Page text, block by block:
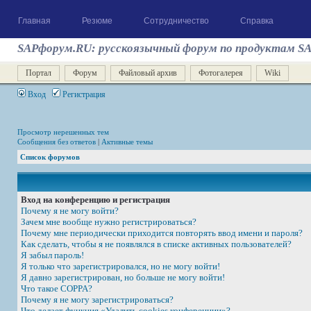
Главная Резюме Сотрудничество Справка
SAPфорум.RU: русскоязычный форум по продуктам
Портал Форум Файловый архив Фотогалерея Wiki
Вход Регистрация
Просмотр нерешенных тем
Сообщения без ответов | Активные темы
Список форумов
Вход на конференцию и регистрация
Почему я не могу войти?
Зачем мне вообще нужно регистрироваться?
Почему мне периодически приходится повторять ввод имени и пароля?
Как сделать, чтобы я не появлялся в списке активных пользователей?
Я забыл пароль!
Я только что зарегистрировался, но не могу войти!
Я давно зарегистрирован, но больше не могу войти!
Что такое COPPA?
Почему я не могу зарегистрироваться?